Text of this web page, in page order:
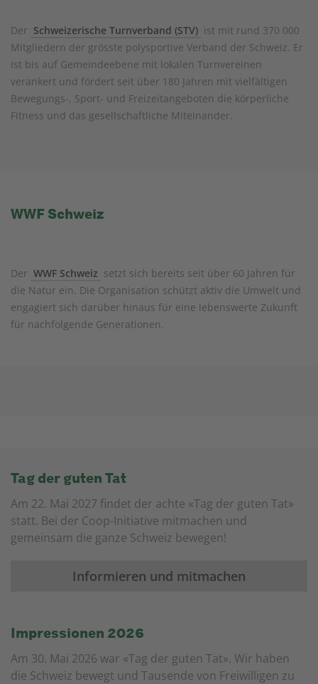
Der Schweizerische Turnverband (STV) ist mit rund 370 000
Mitgliedern der grösste polysportive Verband der Schweiz. Er
ist bis auf Gemeindeebene mit lokalen Turnvereinen
verankert und fördert seit über 180 Jahren mit vielfältigen
Bewegungs-, Sport- und Freizeitangeboten die körperliche
Fitness und das gesellschaftliche Miteinander.
WWF Schweiz
Der WWF Schweiz setzt sich bereits seit über 60 Jahren für
die Natur ein. Die Organisation schützt aktiv die Umwelt und
engagiert sich darüber hinaus für eine lebenswerte Zukunft
für nachfolgende Generationen.
Tag der guten Tat
Am 22. Mai 2027 findet der achte «Tag der guten Tat»
statt. Bei der Coop-Initiative mitmachen und
gemeinsam die ganze Schweiz bewegen!
Informieren und mitmachen
Impressionen 2026
Am 30. Mai 2026 war «Tag der guten Tat». Wir haben
die Schweiz bewegt und Tausende von Freiwilligen zu